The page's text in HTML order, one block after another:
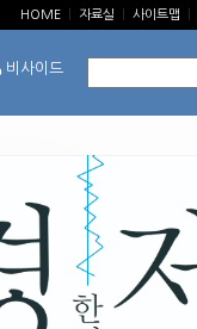
HOME 자료실 사이트맵
비사이드